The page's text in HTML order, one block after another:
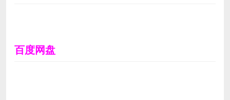
百度网盘